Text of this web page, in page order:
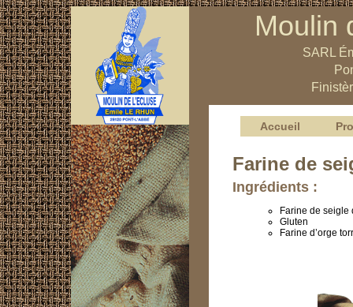
Moulin
SARL
Accueil
Farine de
Ingrédients :
Farine de seigle
Gluten
Farine d’orge